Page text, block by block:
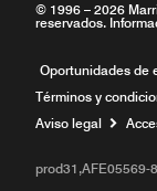
© 1996 – 2026
reservados.
Oportunidades de
Términos y
Aviso legal
prod31,AFE05569-